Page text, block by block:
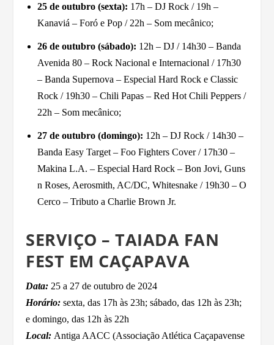
25 de outubro (sexta): 17h – DJ Rock / 19h –
Kanaviá – Foró e Pop / 22h – Som mecânico;
26 de outubro (sábado): 12h – DJ / 14h30 – Banda
Avenida 80 – Rock Nacional e Internacional / 17h30
– Banda Supernova – Especial Hard Rock e Classic
Rock / 19h30 – Chili Papas – Red Hot Chili Peppers /
22h – Som mecânico;
27 de outubro (domingo): 12h – DJ Rock / 14h30 –
Banda Easy Target – Foo Fighters Cover / 17h30 –
Makina L.A. – Especial Hard Rock – Bon Jovi, Guns
n Roses, Aerosmith, AC/DC, Whitesnake / 19h30 – O
Cerco – Tributo a Charlie Brown Jr.
SERVIÇO – TAIADA FAN
FEST EM CAÇAPAVA
Data: 25 a 27 de outubro de 2024
Horário: sexta, das 17h às 23h; sábado, das 12h às 23h;
e domingo, das 12h às 22h
Local: Antiga AACC (Associação Atlética Caçapavense